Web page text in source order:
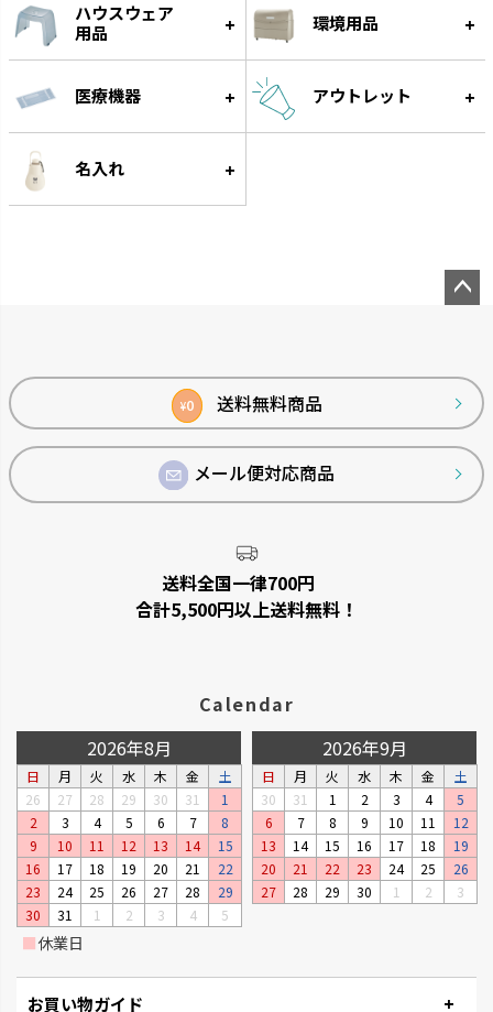
作り置きに便利な離乳食用小分
け冷凍トレーです。
ハウスウェア
用品
環境用品
医療機器 アウトレット
名入れ
¥0 送料無料商品
メール便対応商品
送料全国一律700円
合計5,500円以上送料無料！
Calendar
2026年8月
日 月 火 水 木 金
土
26
27 28 29 30 31
1
2
3 4 5 6 7
8
9
10 11 12 13 14
15
16
17 18 19 20 21
22
23
24 25 26 27 28
29
30
31 1 2 3 4 5
2026年9月
日 月 火 水 木 金
土
30
31 1 2 3 4
5
6
7 8 9 10 11
12
13
14 15 16 17 18
19
20
21 22 23 24 25
26
27
28 29 30 1 2 3
■休業日
お買い物ガイド
ップ
へ